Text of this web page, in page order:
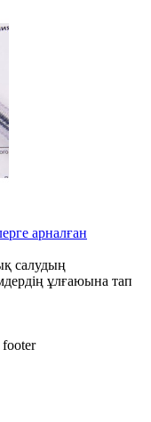
арналған
салудың
ұлғаюына тап